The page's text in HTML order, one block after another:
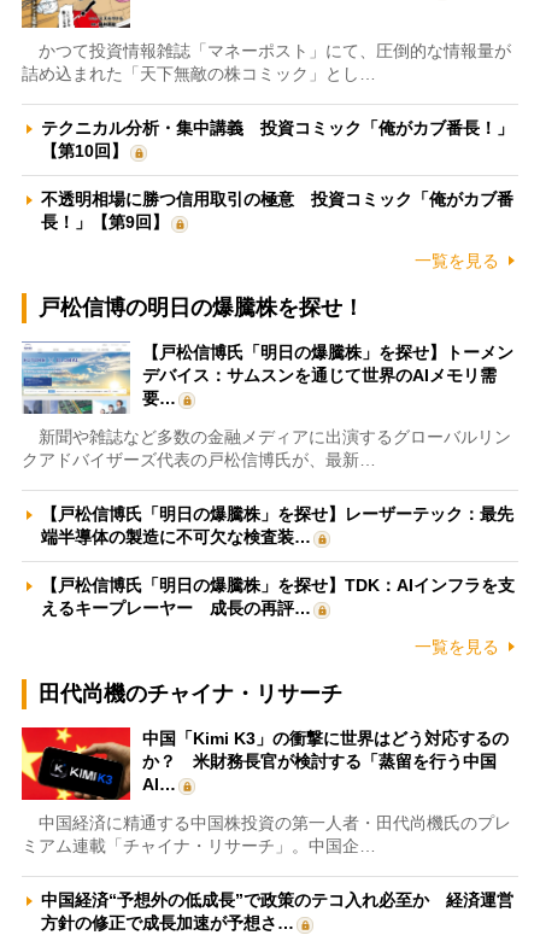
かつて投資情報雑誌「マネーポスト」にて、圧倒的な情報量が
詰め込まれた「天下無敵の株コミック」とし…
テクニカル分析・集中講義 投資コミック「俺がカブ番長！」
【第10回】
不透明相場に勝つ信用取引の極意 投資コミック「俺がカブ番
長！」【第9回】
一覧を見る
戸松信博の明日の爆騰株を探せ！
【戸松信博氏「明日の爆騰株」を探せ】トーメン
デバイス：サムスンを通じて世界のAIメモリ需
要…
新聞や雑誌など多数の金融メディアに出演するグローバルリン
クアドバイザーズ代表の戸松信博氏が、最新…
【戸松信博氏「明日の爆騰株」を探せ】レーザーテック：最先
端半導体の製造に不可欠な検査装…
【戸松信博氏「明日の爆騰株」を探せ】TDK：AIインフラを支
えるキープレーヤー 成長の再評…
一覧を見る
田代尚機のチャイナ・リサーチ
中国「Kimi K3」の衝撃に世界はどう対応するの
か？ 米財務長官が検討する「蒸留を行う中国
AI…
中国経済に精通する中国株投資の第一人者・田代尚機氏のプレ
ミアム連載「チャイナ・リサーチ」。中国企…
中国経済“予想外の低成長”で政策のテコ入れ必至か 経済運営
方針の修正で成長加速が予想さ…